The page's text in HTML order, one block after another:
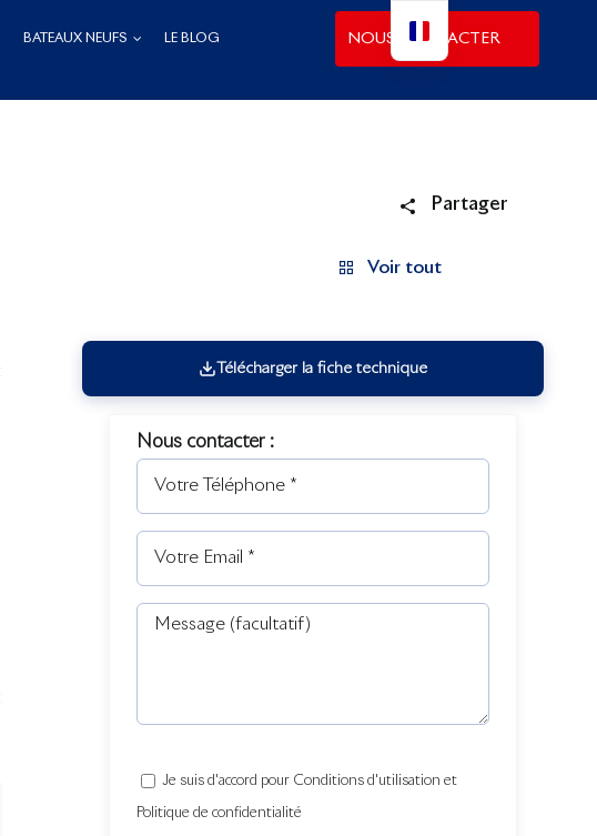
BATEAUX NEUFS LE BLOG NOUS CONTACTER
Partager
Voir tout
Télécharger la fiche technique
Nous contacter :
Je suis d'accord pour Conditions d'utilisation et
Politique de confidentialité